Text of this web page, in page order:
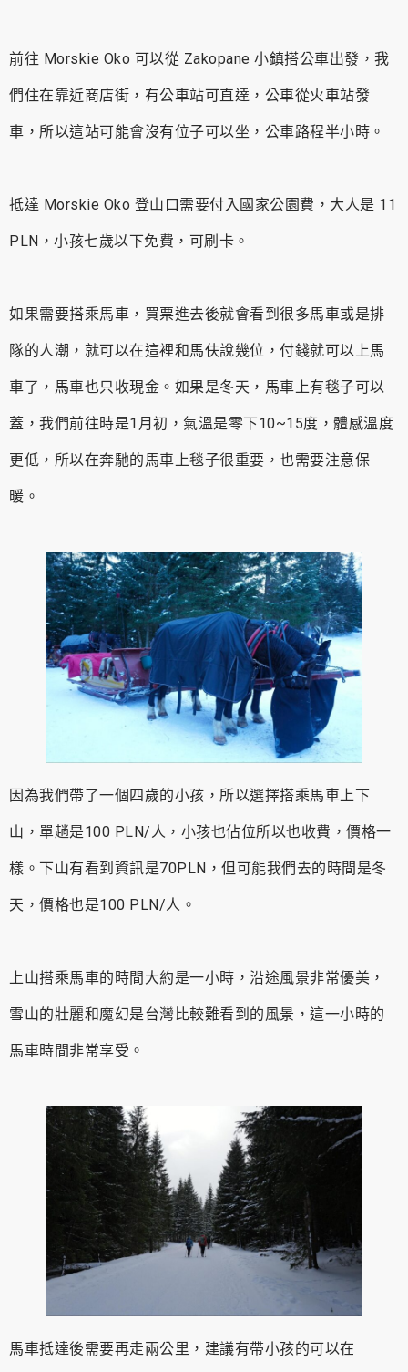
前往 Morskie Oko 可以從 Zakopane 小鎮搭公車出發，我
們住在靠近商店街，有公車站可直達，公車從火車站發
車，所以這站可能會沒有位子可以坐，公車路程半小時。
抵達 Morskie Oko 登山口需要付入國家公園費，大人是 11
PLN，小孩七歲以下免費，可刷卡。
如果需要搭乘馬車，買票進去後就會看到很多馬車或是排
隊的人潮，就可以在這裡和馬伕說幾位，付錢就可以上馬
車了，馬車也只收現金。如果是冬天，馬車上有毯子可以
蓋，我們前往時是1月初，氣溫是零下10~15度，體感溫度
更低，所以在奔馳的馬車上毯子很重要，也需要注意保
暖。
因為我們帶了一個四歲的小孩，所以選擇搭乘馬車上下
山，單趟是100 PLN/人，小孩也佔位所以也收費，價格一
樣。下山有看到資訊是70PLN，但可能我們去的時間是冬
天，價格也是100 PLN/人。
上山搭乘馬車的時間大約是一小時，沿途風景非常優美，
雪山的壯麗和魔幻是台灣比較難看到的風景，這一小時的
馬車時間非常享受。
馬車抵達後需要再走兩公里，建議有帶小孩的可以在